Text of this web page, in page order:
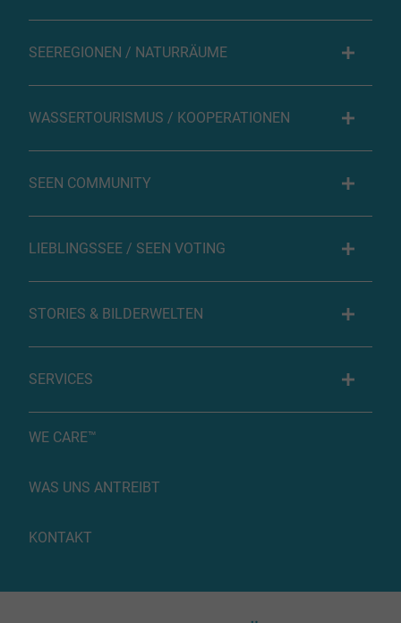
SEEREGIONEN / NATURRÄUME
WASSERTOURISMUS / KOOPERATIONEN
SEEN COMMUNITY
LIEBLINGSSEE / SEEN VOTING
STORIES & BILDERWELTEN
SERVICES
WE CARE™
WAS UNS ANTREIBT
KONTAKT